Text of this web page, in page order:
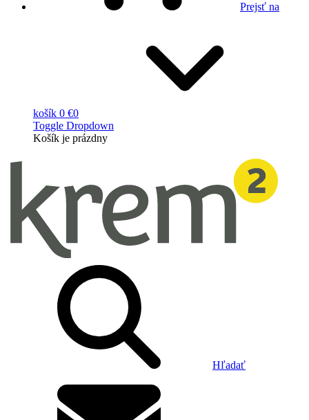
Prejsť na
košík 0 €0
Toggle Dropdown
Košík je prázdny
Hľadať